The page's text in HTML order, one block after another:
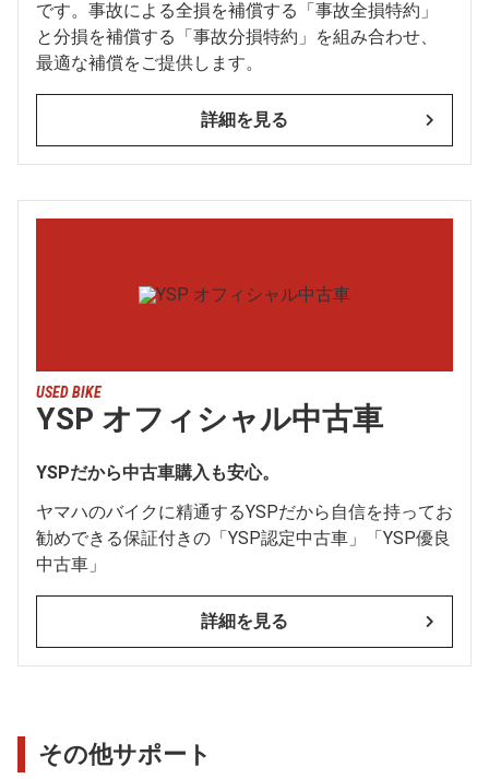
です。事故による全損を補償する「事故全損特約」
と分損を補償する「事故分損特約」を組み合わせ、
最適な補償をご提供します。
詳細を見る
USED BIKE
YSP オフィシャル中古車
YSPだから中古車購入も安心。
ヤマハのバイクに精通するYSPだから自信を持ってお
勧めできる保証付きの「YSP認定中古車」「YSP優良
中古車」
詳細を見る
その他サポート